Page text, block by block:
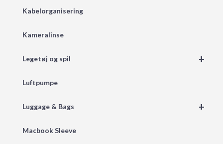
Kabelorganisering
Kameralinse
+
Legetøj og spil
Luftpumpe
+
Luggage & Bags
Macbook Sleeve